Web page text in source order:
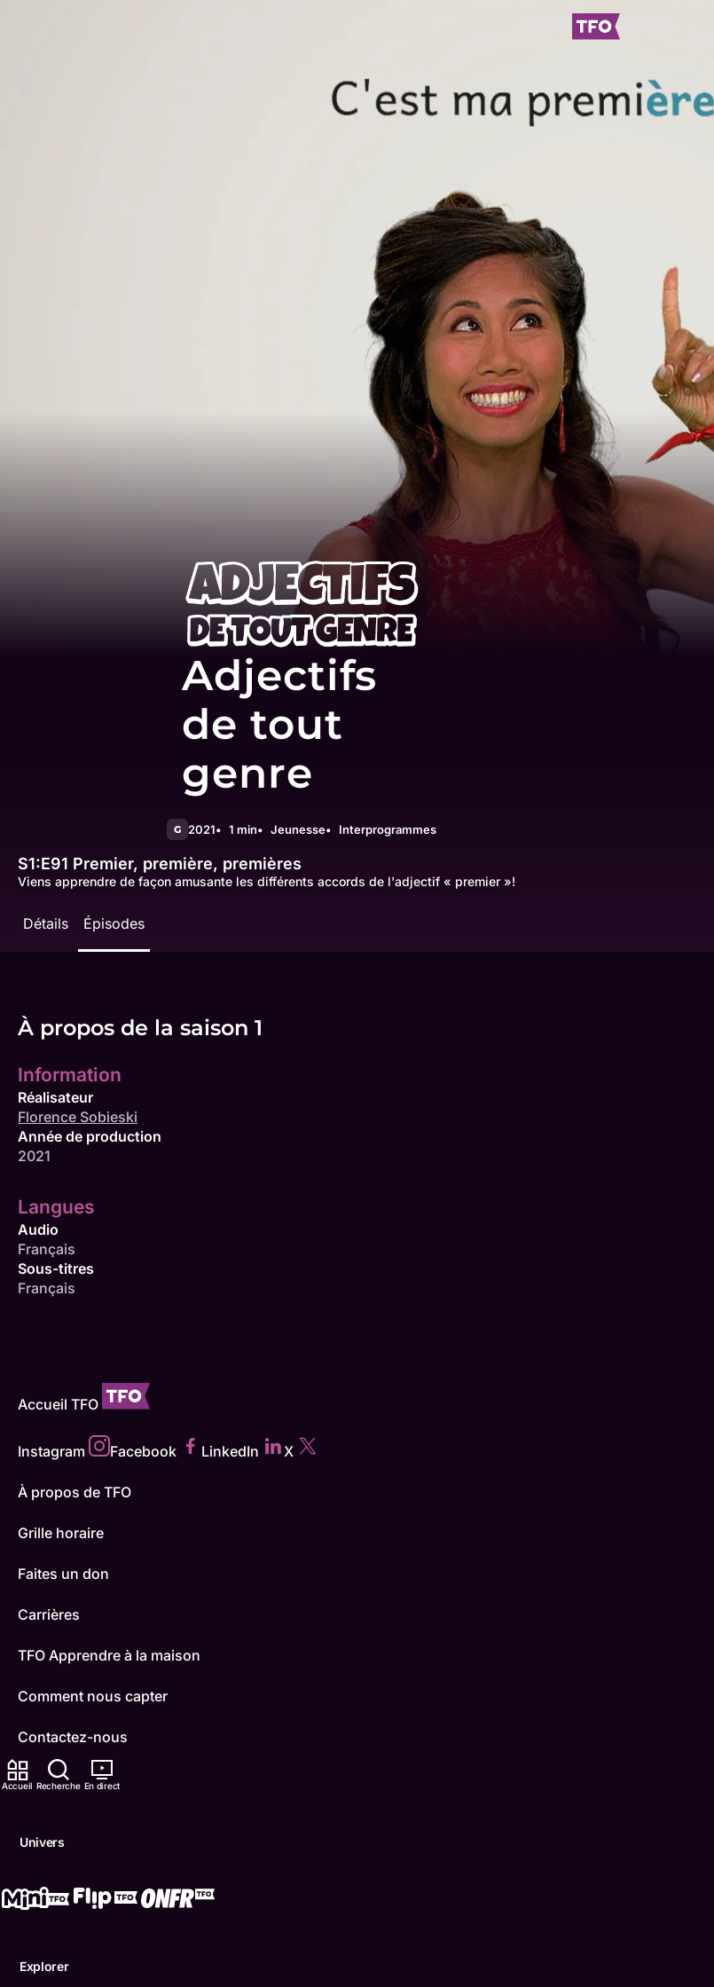
Accueil Recherche En direct
Univers
Explorer
Adjectifs
de tout
genre
G 2021 1 min Jeunesse Interprogrammes
S1:E91 Premier, première, premières
Viens apprendre de façon amusante les différents accords de l'adjectif « premier »!
Détails Épisodes
À propos de la saison 1
Information
Réalisateur
Florence Sobieski
Année de production
2021
Langues
Audio
Français
Sous-titres
Français
Accueil TFO
Instagram Facebook LinkedIn X
À propos de TFO
Grille horaire
Faites un don
Carrières
TFO Apprendre à la maison
Comment nous capter
Contactez-nous
ONFR
Conditions d'utilisation